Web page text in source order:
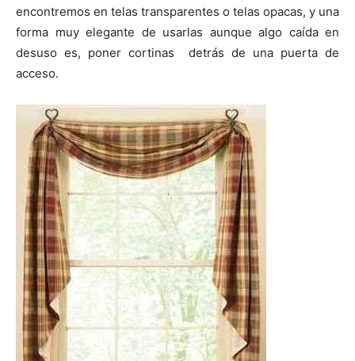
encontremos en telas transparentes o telas opacas, y una
forma muy elegante de usarlas aunque algo caída en
desuso es, poner cortinas detrás de una puerta de
acceso.